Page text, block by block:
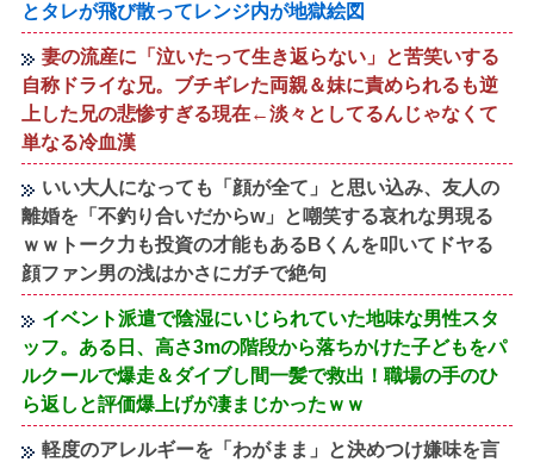
とタレが飛び散ってレンジ内が地獄絵図
妻の流産に「泣いたって生き返らない」と苦笑いする
自称ドライな兄。ブチギレた両親＆妹に責められるも逆
上した兄の悲惨すぎる現在←淡々としてるんじゃなくて
単なる冷血漢
いい大人になっても「顔が全て」と思い込み、友人の
離婚を「不釣り合いだからw」と嘲笑する哀れな男現る
ｗｗトーク力も投資の才能もあるBくんを叩いてドヤる
顔ファン男の浅はかさにガチで絶句
イベント派遣で陰湿にいじられていた地味な男性スタ
ッフ。ある日、高さ3mの階段から落ちかけた子どもをパ
ルクールで爆走＆ダイブし間一髪で救出！職場の手のひ
ら返しと評価爆上げが凄まじかったｗｗ
軽度のアレルギーを「わがまま」と決めつけ嫌味を言